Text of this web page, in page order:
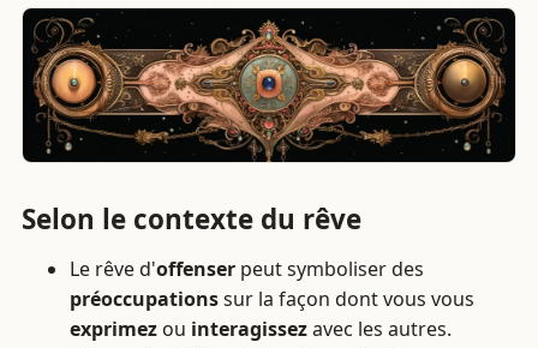
Selon le contexte du rêve
Le rêve d'offenser peut symboliser des
préoccupationssur la façon dont vous vous
exprimez ou interagissezavec les autres.